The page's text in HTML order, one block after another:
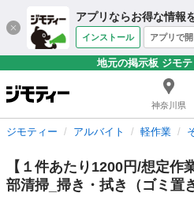
アプリならお得な情報
インストール アプリで開
地元の掲示板 ジモ
神奈川県
ジモティー アルバイト 軽作業
【１件あたり1200円/想定作
部清掃_掃き・拭き（ゴミ置